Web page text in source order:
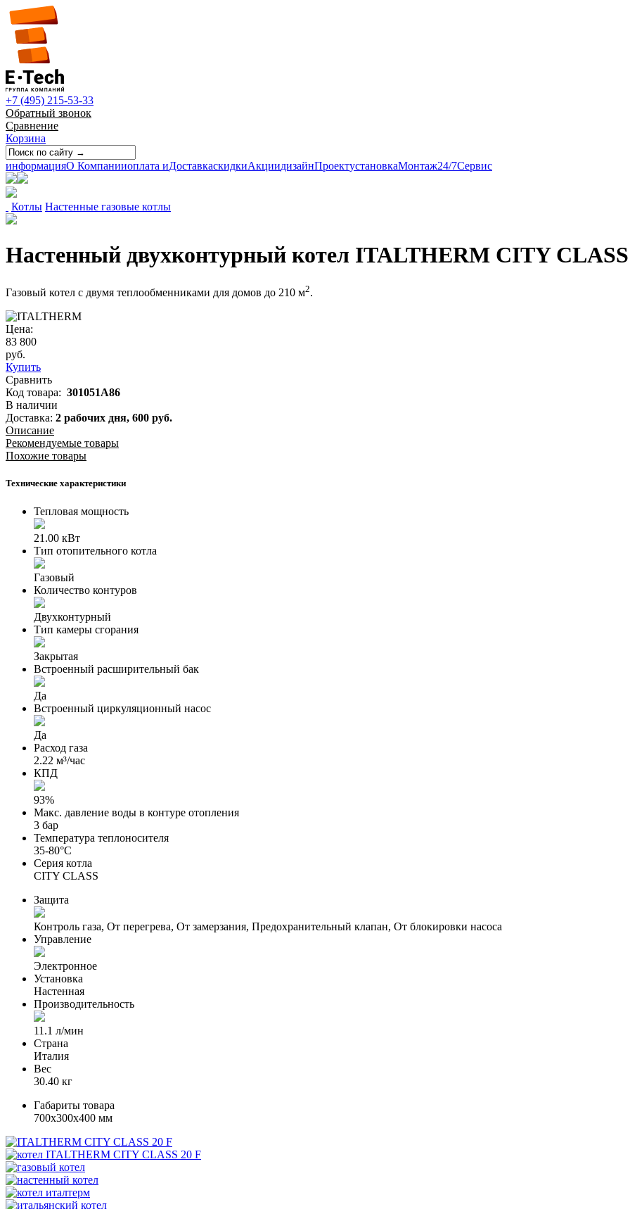
+7 (495) 215-53-33
Обратный звонок
Сравнение
Корзина
информацияО Компанииоплата иДоставкаскидкиАкциидизайнПроектустановкаМонтаж24/7Сервис
Котлы Настенные газовые котлы
Настенный двухконтурный котел ITALTHERM CITY
Газовый котел с двумя теплообменниками для домов до 210 м2.
Цена:
83 800
руб.
Купить
Сравнить
Код товара: 301051A86
В наличии
Доставка: 2 рабочих дня, 600 руб.
Описание
Рекомендуемые товары
Похожие товары
Технические характеристики
Тепловая мощность
21.00 кВт
Тип отопительного котла
Газовый
Количество контуров
Двухконтурный
Тип камеры сгорания
Закрытая
Встроенный расширительный бак
Да
Встроенный циркуляционный насос
Да
Расход газа
2.22 м³/час
КПД
93%
Макс. давление воды в контуре отопления
3 бар
Температура теплоносителя
35-80°С
Серия котла
CITY CLASS
Защита
Контроль газа, От перегрева, От замерзания, Предохранительный клапан, От блокировки насоса
Управление
Электронное
Установка
Настенная
Производительность
11.1 л/мин
Страна
Италия
Вес
30.40 кг
Габариты товара
700x300x400 мм